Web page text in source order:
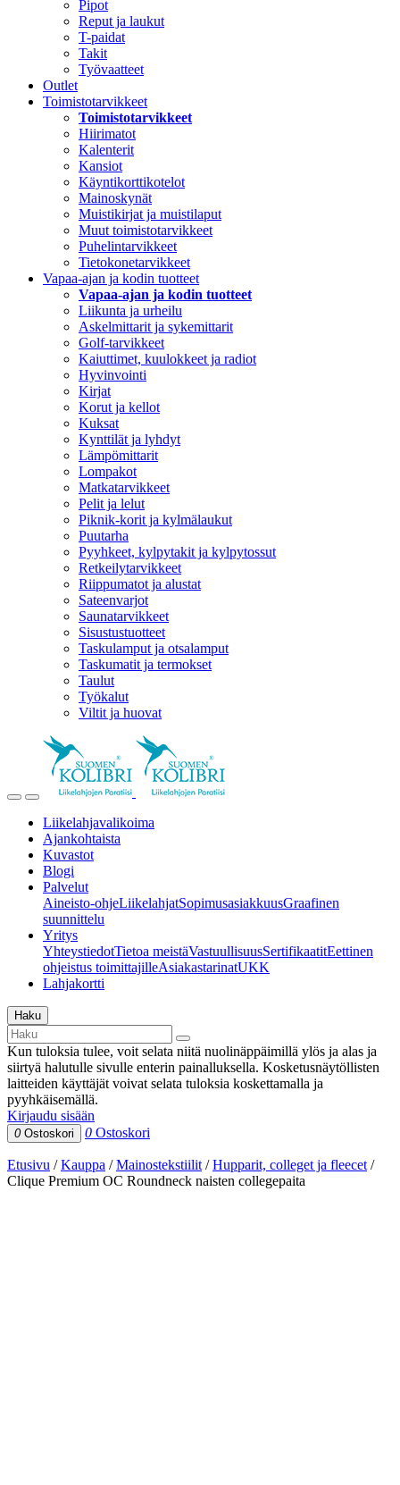
Pipot
Reput ja laukut
T-paidat
Takit
Työvaatteet
Outlet
Toimistotarvikkeet
Toimistotarvikkeet
Hiirimatot
Kalenterit
Kansiot
Käyntikorttikotelot
Mainoskynät
Muistikirjat ja muistilaput
Muut toimistotarvikkeet
Puhelintarvikkeet
Tietokonetarvikkeet
Vapaa-ajan ja kodin tuotteet
Vapaa-ajan ja kodin tuotteet
Liikunta ja urheilu
Askelmittarit ja sykemittarit
Golf-tarvikkeet
Kaiuttimet, kuulokkeet ja radiot
Hyvinvointi
Kirjat
Korut ja kellot
Kuksat
Kynttilät ja lyhdyt
Lämpömittarit
Lompakot
Matkatarvikkeet
Pelit ja lelut
Piknik-korit ja kylmälaukut
Puutarha
Pyyhkeet, kylpytakit ja kylpytossut
Retkeilytarvikkeet
Riippumatot ja alustat
Sateenvarjot
Saunatarvikkeet
Sisustustuotteet
Taskulamput ja otsalamput
Taskumatit ja termokset
Taulut
Työkalut
Viltit ja huovat
Liikelahjavalikoima
Ajankohtaista
Kuvastot
Blogi
Palvelut
Aineisto-ohjeLiikelahjatSopimusasiakkuusGraafinen
suunnittelu
Yritys
YhteystiedotTietoa meistäVastuullisuusSertifikaatitEettinen
ohjeistus toimittajilleAsiakastarinatUKK
Lahjakortti
Haku
Kun tuloksia tulee, voit selata niitä nuolinäppäimillä ylös ja alas ja
siirtyä halutulle sivulle enterin painalluksella. Kosketusnäytöllisten
laitteiden käyttäjät voivat selata tuloksia koskettamalla ja
pyyhkäisemällä.
Kirjaudu sisään
0 Ostoskori 0 Ostoskori
Etusivu /Kauppa /Mainostekstiilit /Hupparit, colleget ja fleecet /
Clique Premium OC Roundneck naisten collegepaita